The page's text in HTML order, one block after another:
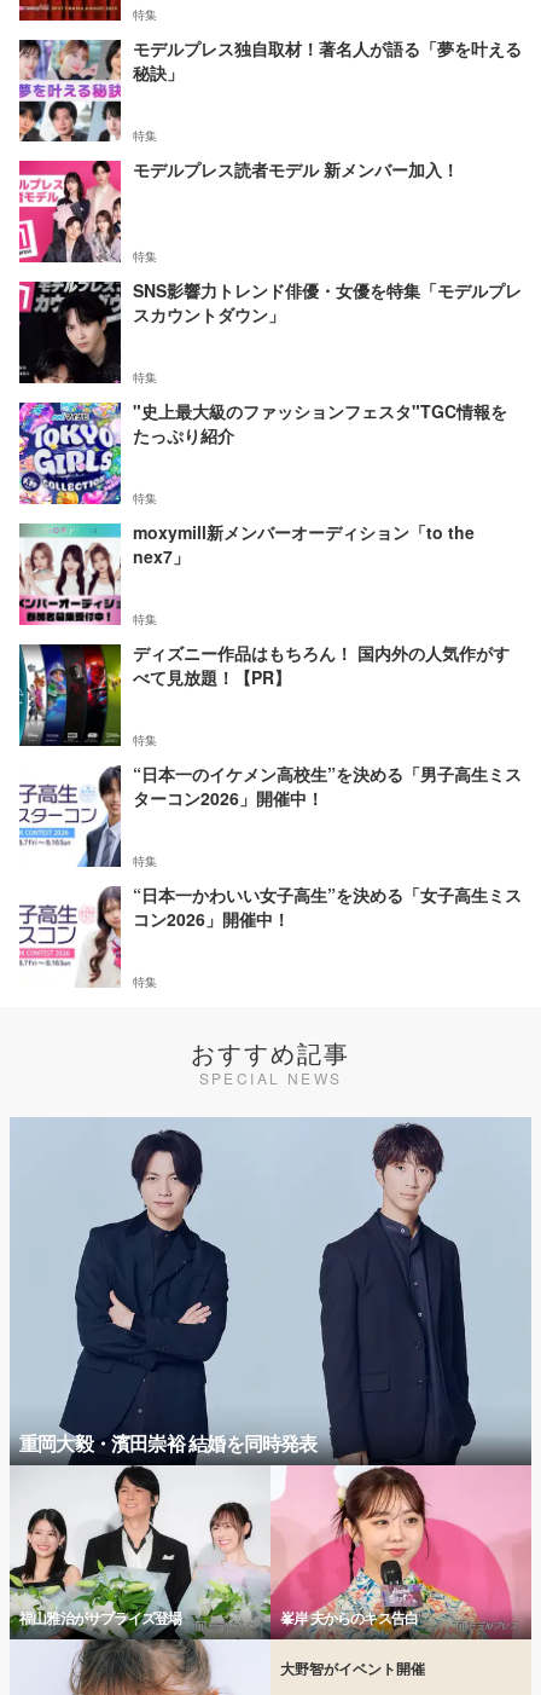
特集
モデルプレス独自取材！著名人が語る「夢を叶える
秘訣」
特集
モデルプレス読者モデル 新メンバー加入！
特集
SNS影響力トレンド俳優・女優を特集「モデルプレ
スカウントダウン」
特集
"史上最大級のファッションフェスタ"TGC情報を
たっぷり紹介
特集
moxymill新メンバーオーディション「to the
nex7」
特集
ディズニー作品はもちろん！ 国内外の人気作がす
べて見放題！【PR】
特集
“日本一のイケメン高校生”を決める「男子高生ミス
ターコン2026」開催中！
特集
“日本一かわいい女子高生”を決める「女子高生ミス
コン2026」開催中！
特集
おすすめ記事
SPECIAL NEWS
重岡大毅・濱田崇裕 結婚を同時発表
福山雅治がサプライズ登場 峯岸 夫からのキス告白
大野智がイベント開催